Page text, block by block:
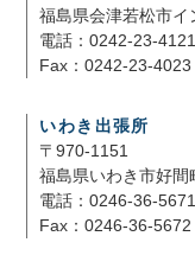
福島県会津若松市イ
電話：0242-23-4121
Fax：0242-23-4023
いわき出張所
〒970-1151
福島県いわき市好間
電話：0246-36-5671
Fax：0246-36-5672